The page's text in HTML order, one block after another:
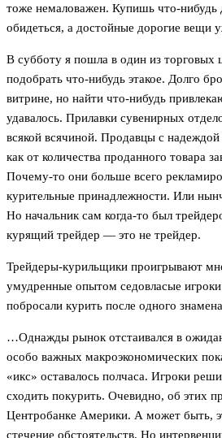
тоже немаловажен. Купишь что-
обидеться, а достойные дорогие вещи
В субботу я пошла в один из торговых
подобрать что-нибудь этакое. Долго
витрине, но найти что-нибудь
удавалось. Прилавки сувенирных
всякой всячиной. Продавцы с
как от количества проданного товара
Почему-то они больше всего
курительные принадлежности. Или
Но начальник сам когда-то был
курящий трейдер — это не трейдер.
Трейдеры-курильщики проигрывают
умудренные опытом седовласые
побросали курить после одного
…Однажды рынок отстаивался в
особо важных макроэкономических
«икс» оставалось полчаса. Игроки
сходить покурить. Очевидно, об этих
Центробанке Америки. А может быть,
стечение обстоятельств. Но